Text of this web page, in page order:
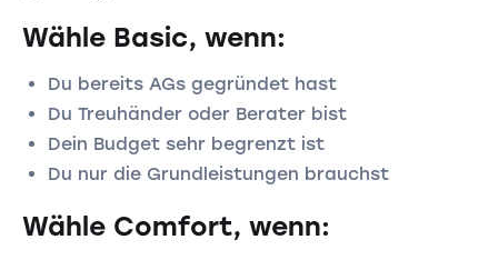
Wähle Basic, wenn:
Du bereits AGs gegründet hast
Du Treuhänder oder Berater bist
Dein Budget sehr begrenzt ist
Du nur die Grundleistungen brauchst
Wähle Comfort, wenn: